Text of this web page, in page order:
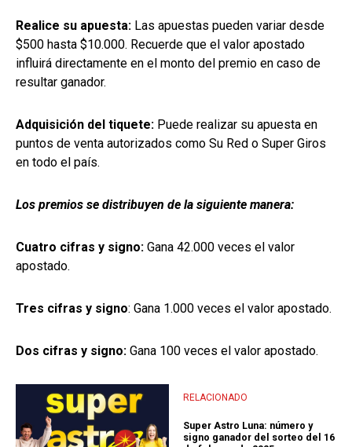
Realice su apuesta: Las apuestas pueden variar desde
$500 hasta $10.000. Recuerde que el valor apostado
influirá directamente en el monto del premio en caso de
resultar ganador.
Adquisición del tiquete: Puede realizar su apuesta en
puntos de venta autorizados como Su Red o Super Giros
en todo el país.
Los premios se distribuyen de la siguiente manera:
Cuatro cifras y signo: Gana 42.000 veces el valor
apostado.
Tres cifras y signo: Gana 1.000 veces el valor apostado.
Dos cifras y signo: Gana 100 veces el valor apostado.
RELACIONADO
Super Astro Luna: número y
signo ganador del sorteo del 16